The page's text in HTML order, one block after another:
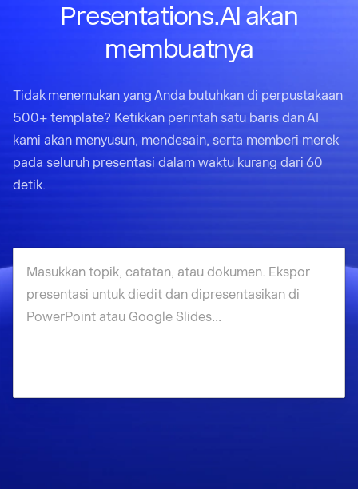
Presentations.AI akan
membuatnya
Tidak menemukan yang Anda butuhkan di perpustakaan
500+ template? Ketikkan perintah satu baris dan AI
kami akan menyusun, mendesain, serta memberi merek
pada seluruh presentasi dalam waktu kurang dari 60
detik.